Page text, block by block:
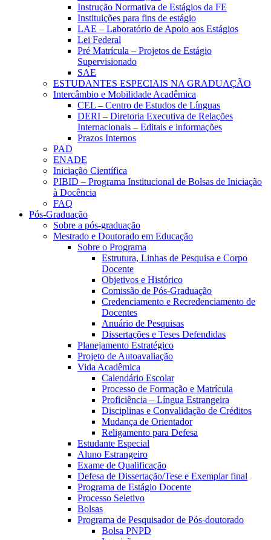
Instrução Normativa de Estágios da FE
Instituições para fins de estágio
LAE – Laboratório de Apoio aos Estágios
Lei Federal
Pré Matrícula – Projetos de Estágio
Supervisionado
SAE
ESTUDANTES ESPECIAIS NA GRADUAÇÃO
Intercâmbio e Mobilidade Acadêmica
CEL – Centro de Estudos de Línguas
DERI – Diretoria Executiva de Relações
Internacionais – Editais e informações
Prazos Internos
PAD
ENADE
Iniciação Científica
PIBID – Programa Institucional de Bolsas de Iniciação
à Docência
FAQ
Pós-Graduação
Sobre a pós-graduação
Mestrado e Doutorado em Educação
Sobre o Programa
Estrutura, Linhas de Pesquisa e Corpo
Docente
Objetivos e Histórico
Comissão de Pós-Graduação
Credenciamento e Recredenciamento de
Docentes
Anuário de Pesquisas
Dissertações e Teses Defendidas
Planejamento Estratégico
Projeto de Autoavaliação
Vida Acadêmica
Calendário Escolar
Processo de Formação e Matrícula
Proficiência – Língua Estrangeira
Disciplinas e Convalidação de Créditos
Mudança de Orientador
Religamento para Defesa
Estudante Especial
Aluno Estrangeiro
Exame de Qualificação
Defesa de Dissertação/Tese e Exemplar final
Programa de Estágio Docente
Processo Seletivo
Bolsas
Programa de Pesquisador de Pós-doutorado
Bolsa PNPD